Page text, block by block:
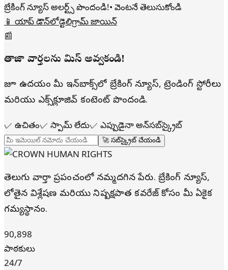
బ్రేకింగ్ న్యూస్ అలర్ట్స్ పొందండి!• వెంటనే తెలుసుకోండి
📱 యాప్ డౌన్‌లోడ్టెలిగ్రామ్ జాయిన్
📰
తాజా వార్తలను మిస్ అవ్వకండి!
రోజూ ఉదయం మీ ఇన్‌బాక్స్‌లో బ్రేకింగ్ న్యూస్, ట్రెండింగ్ స్టోరీలు
మరియు ఎక్స్‌క్లూజివ్ కంటెంట్ పొందండి.
✓ ఉచితం✓ స్పామ్ లేదు✓ ఎప్పుడైనా అన్‌సబ్‌స్క్రైబ్
🚀 సబ్‌స్క్రైబ్ చేయండి
తెలుగు వార్తా ప్రపంచంలో నమ్మదగిన పేరు. బ్రేకింగ్ న్యూస్,
లోతైన విశ్లేషణ మరియు నిష్పక్షపాత కవరేజ్ కోసం మీ ఏకైక
గమ్యస్థానం.
90,898
పాఠకులు
24/7